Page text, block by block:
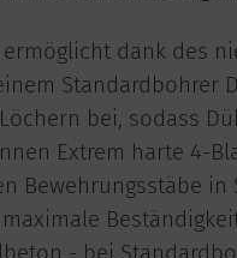
dank des
Standardbohrer
bei, sodass
Extrem harte 4-
Bewehrungsstäbe